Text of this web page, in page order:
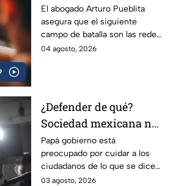
riesgos por nuevos
lineamiento para
medios de
comunicación en
El abogado Arturo Pueblita
asegura que el siguiente
campo de batalla son las redes
sociales, pues lo que se quiere
04 agosto, 2026
¿Defender de qué?
Sociedad mexicana no
necesita lineamientos
para saber qué ver en
los medios
Papá gobierno está
preocupado por cuidar a los
ciudadanos de lo que se dice
en los medios, pero esta
03 agosto, 2026